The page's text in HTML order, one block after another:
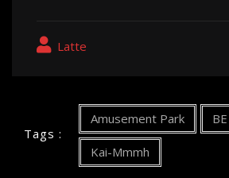
Latte
Tags :
Amusement Park BE
Kai-Mmmh